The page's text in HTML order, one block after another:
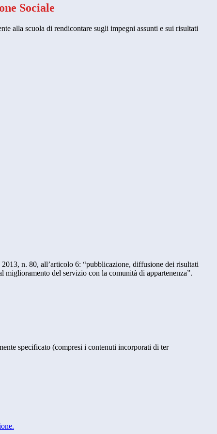
Sociale
alla scuola di rendicontare sugli impegni assunti e sui risultati
n. 80, all’articolo 6: “pubblicazione, diffusione dei risultati
del servizio con la comunità di appartenenza”.
specificato (compresi i contenuti incorporati di ter